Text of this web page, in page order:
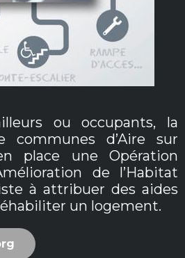
ou occupants, la
communes d’Aire sur
place une Opération
de l’Habitat
à attribuer des aides
un logement.